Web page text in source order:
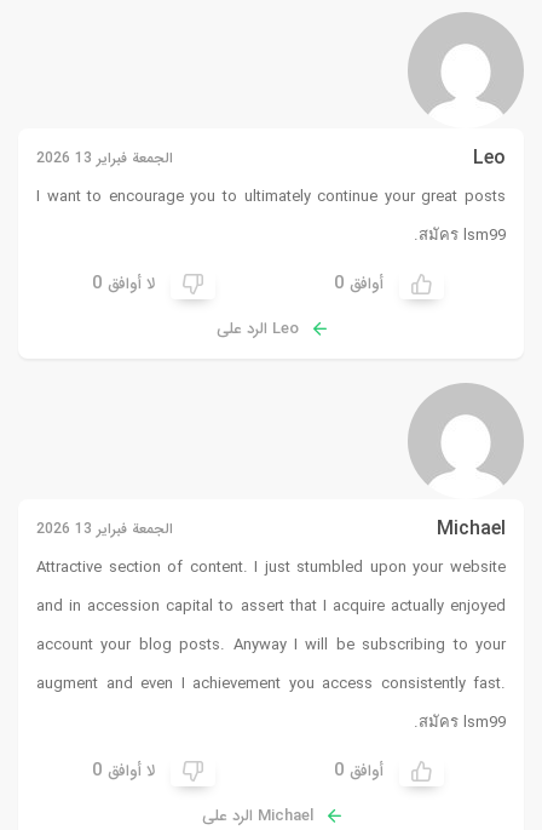
Leo الجمعة فبراير 13 2026
I want to encourage you to ultimately continue your great posts
สมัคร lsm99
.
أوافق 0 لا أوافق 0
Leo الرد على
Michael الجمعة فبراير 13 2026
Attractive section of content. I just stumbled upon your website
and in accession capital to assert that I acquire actually enjoyed
account your blog posts. Anyway I will be subscribing to your
augment and even I achievement you access consistently fast.
สมัคร lsm99
.
أوافق 0 لا أوافق 0
Michael الرد على